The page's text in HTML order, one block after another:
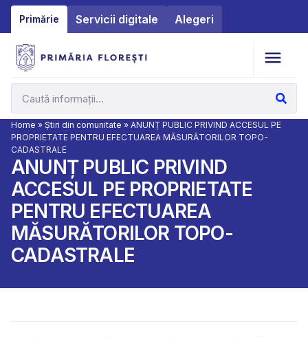
Primărie Servicii digitale Alegeri
Home » Știri din comunitate » ANUNȚ PUBLIC PRIVIND ACCESUL PE
PROPRIETATE PENTRU EFECTUAREA MĂSURĂTORILOR TOPO-
CADASTRALE
ANUNȚ PUBLIC PRIVIND
ACCESUL PE PROPRIETATE
PENTRU EFECTUAREA
MĂSURĂTORILOR TOPO-
CADASTRALE